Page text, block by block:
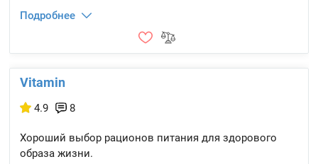
Подробнее
Vitamin
4.9 8
Хороший выбор рационов питания для здорового
образа жизни.